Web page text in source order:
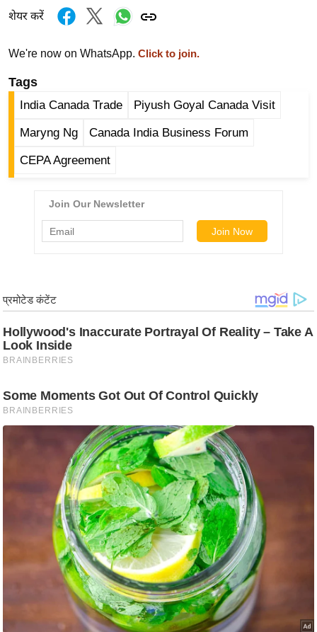
र्ल्ड
ज
फ
म
नो
ज
वु
ड
हॉ
ली
ड
फि
e
a
k
शेयर करें
We're now on WhatsApp. Click to join.
Tags
India Canada Trade Piyush Goyal Canada Visit
Maryng Ng Canada India Business Forum
CEPA Agreement